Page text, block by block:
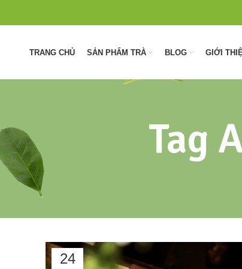
TRANG CHỦ SẢN PHẨM TRÀ BLOG GIỚI
Tag
24